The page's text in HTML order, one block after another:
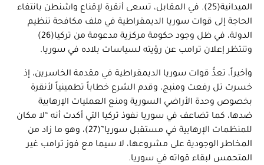
الميدانية(25). في المقابل، تسعى أنقرة لإقناع واشنطن بانتفاء
الحاجة إلى قوات سوريا الديمقراطية في ملف مكافحة تنظيم
الدولة، في ظل وجود حكومة مركزية مدعومة من تركيا(26)
وتنتظر إعلان ترامب عن رؤيته لسياسات بلاده في سوريا.
وأخيراً، تعدُّ قوات سوريا الديمقراطية في مقدمة الخاسرين، إذ
خسرت تل رفعت ومنبج، وقدم الشرع خطاباً تطمينياً لأنقرة
بخصوص وحدة الأراضي السورية ومنع العمليات الإرهابية
ضدها، كما تضاعف في سوريا نفوذ تركيا التي أكدت أنه “لا مكان
للمنظمات الإرهابية في مستقبل سوريا”(27)، وهو ما زاد من
المخاطر الوجودية على مشروعها، لا سيما مع فوز ترامب غير
المتحمس لبقاء قواته في سوريا.